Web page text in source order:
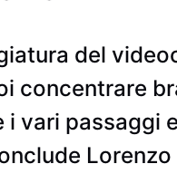
del
concentrare
vari passaggi
Lorenzo